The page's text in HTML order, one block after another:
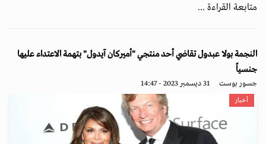
متابعة القراءة ...
النجمة بولا عبدول تقاضي أحد منتجي "أميركان آيدول" بتهمة الاعتداء عليها
جنسياً
جسور بوست 31 ديسمبر 2023 - 14:47
أخبار